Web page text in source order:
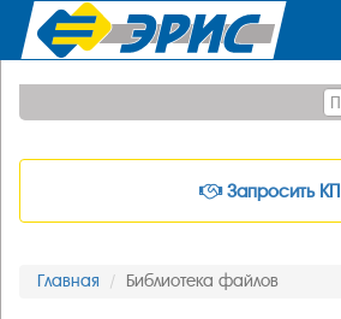
Запросить КП
Главная Библиотека файлов